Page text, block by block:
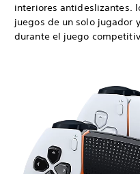
interiores antideslizantes.
juegos de un solo jugador
durante el juego